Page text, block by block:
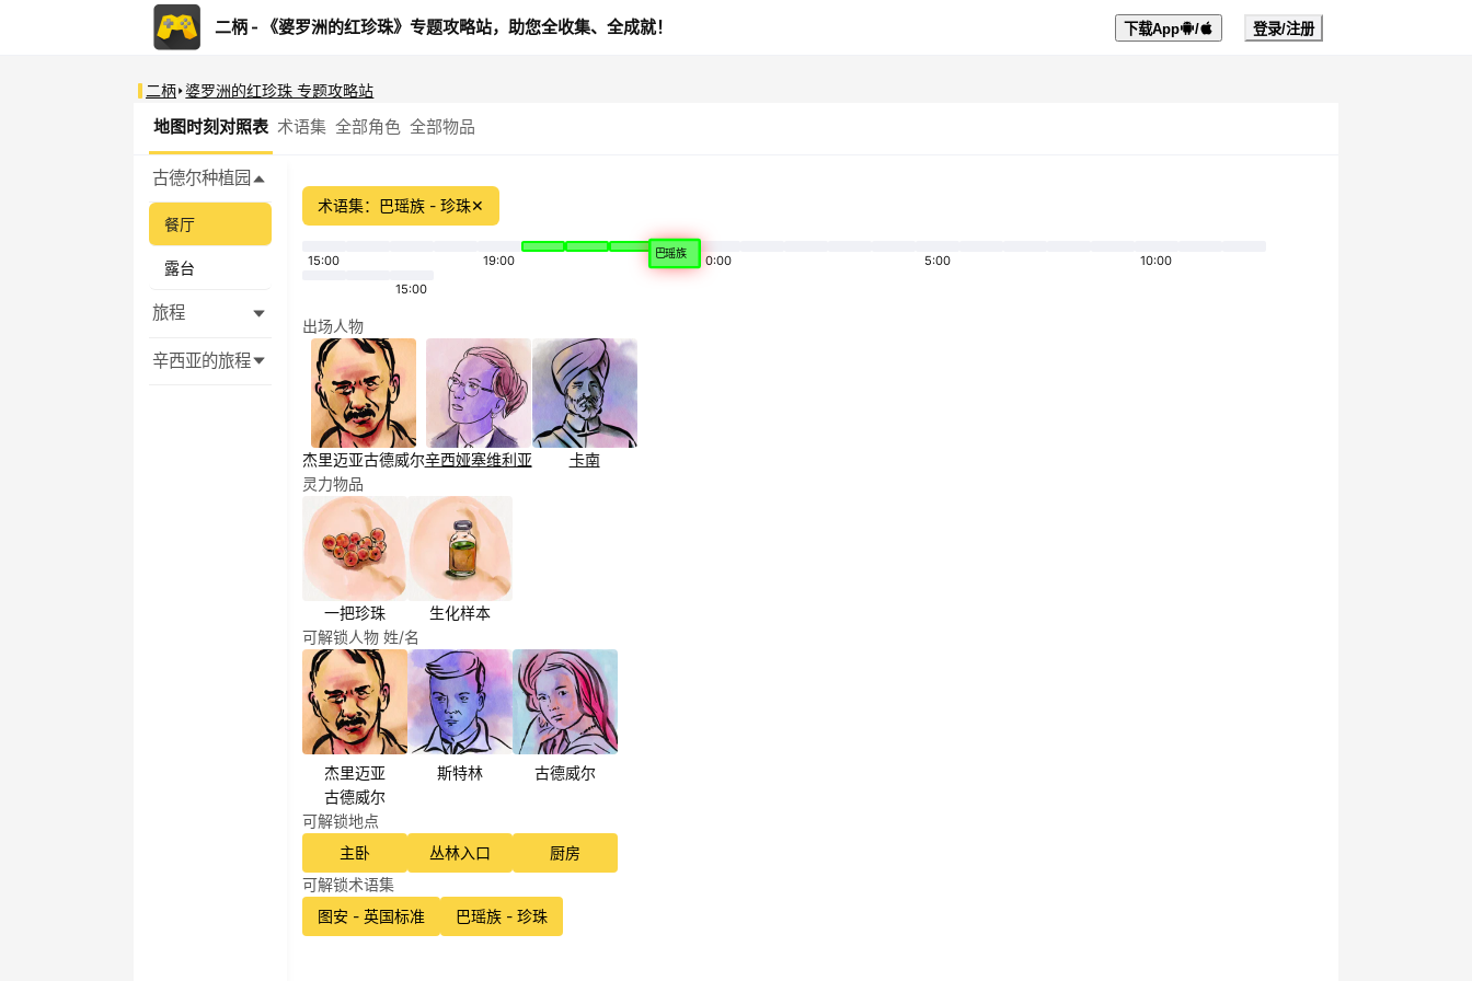
二柄 - 《婆罗洲的红珍珠》专题攻略站，助您全收集、全成就！ 下载App / 登录/注册
二柄 婆罗洲的红珍珠 专题攻略站
地图时刻对照表 术语集 全部角色 全部物品
古德尔种植园
餐厅
露台
旅程
辛西亚的旅程
术语集：巴瑶族 - 珍珠✕
15:00 19:00 巴瑶族 0:00 5:00
10:00
15:00
出场人物
杰里迈亚古德威尔辛西娅塞维利亚
卡南
灵力物品
一把珍珠
生化样本
可解锁人物 姓/名
杰里迈亚
古德威尔
斯特林 古德威尔
可解锁地点
主卧
丛林入口
厨房
可解锁术语集
图安 - 英国标准
巴瑶族 - 珍珠